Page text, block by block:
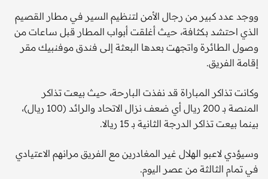
ووجد عدد كبير من رجال الأمن لتنظيم السير في مطار القصيم
الذي احتشد بكثافة، حيث أغلقت أبواب المطار قبل ساعات من
وصول الطائرة واتجهت بعدها البعثة إلى فندق موفنبيك مقر
إقامة الفريق.
وكانت تذاكر المباراة قد نفذت البارحة، حيث بيعت تذاكر
المنصة بـ 200 ريال أي ضعف نزال الاتحاد والرائد (100 ريال)،
بينما بيعت تذاكر الدرجة الثانية بـ 15 ريالا.
وسيؤدي لاعبو الهلال غير المغادرين مع الفريق مرانهم الاعتيادي
في تمام الثالثة من عصر اليوم.